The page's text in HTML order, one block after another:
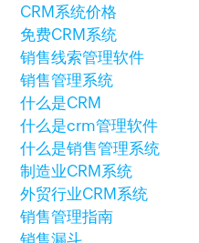
CRM系统价格
免费CRM系统
销售线索管理软件
销售管理系统
什么是CRM
什么是crm管理软件
什么是销售管理系统
制造业CRM系统
外贸行业CRM系统
销售管理指南
销售漏斗